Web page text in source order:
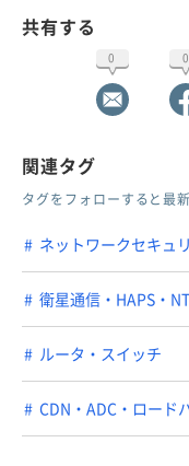
共有する
0 0
関連タグ
タグをフォローすると最
ネットワークセキュ
衛星通信・HAPS・
ルータ・スイッチ
CDN・ADC・ロード